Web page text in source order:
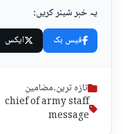
یہ خبر شیئر کریں:
فیس بک ایکس
تازہ ترین,مضامین
chief of army staff
message